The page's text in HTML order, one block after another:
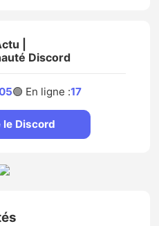
|
Discord
🟢 En ligne :17
le Discord